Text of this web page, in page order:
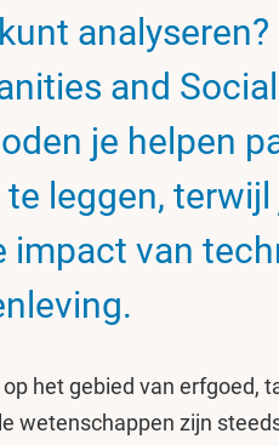
and
je helpen
te leggen,
impact van
het gebied van erfgoed,
wetenschappen zijn